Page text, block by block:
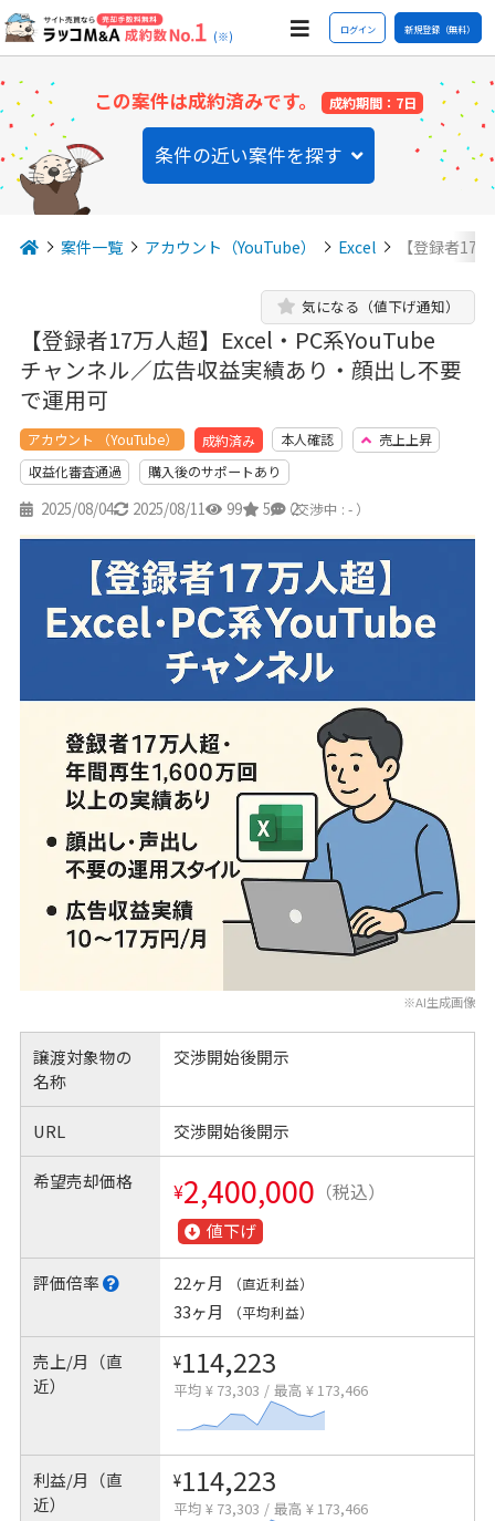
(※) ログイン 新規登録（無料）
この案件は成約済みです。 成約期間：7日
条件の近い案件を探す
案件一覧 アカウント（YouTube） Excel 【登録者17
【登録者17万人超】Excel・PC系YouTube
チャンネル／広告収益実績あり・顔出し不要
で運用可
気になる（値下げ通知）
アカウント （YouTube） 成約済み 本人確認
売上上昇
収益化審査通過
購入後のサポートあり
2025/08/04 2025/08/11 99 5 2
（交渉中 : - ）
※AI生成画像
譲渡対象物の
名称
交渉開始後開示
URL 交渉開始後開示
希望売却価格 ¥2,400,000 （税込）
値下げ
評価倍率 22ヶ月 （直近利益）
33ヶ月 （平均利益）
売上/月（直
近）
¥114,223
平均 ¥ 73,303 / 最高 ¥ 173,466
利益/月（直
近）
¥114,223
平均 ¥ 73,303 / 最高 ¥ 173,466